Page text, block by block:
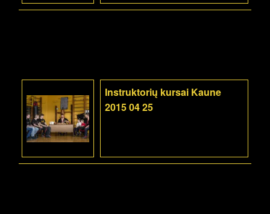
Instruktorių kursai Kaune
2015 04 25